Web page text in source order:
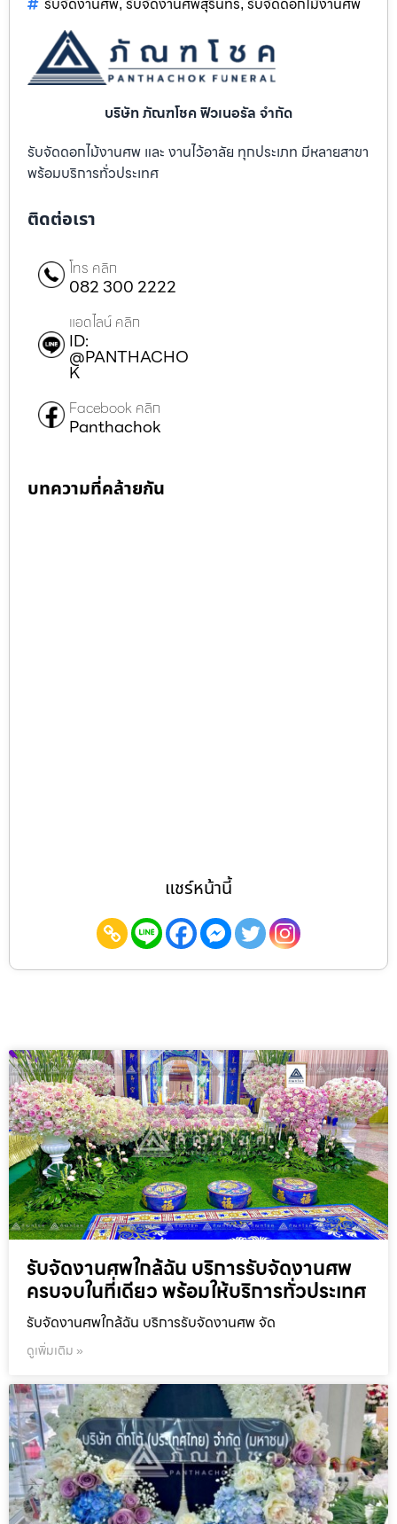
, ,
บริษัท ภัณฑโชค ฟิวเนอรัล จำกัด
รับจัดดอกไม้งานศพ และ งานไว้อาลัย ทุกประเภท มีหลายสาขา
พร้อมบริการทั่วประเทศ
ติดต่อเรา
โทร คลิก
082 300 2222
แอดไลน์ คลิก
ID:
@PANTHACHO
K
Facebook คลิก
Panthachok
บทความที่คล้ายกัน
แชร์หน้านี้
รับจัดงานศพใกล้ฉัน บริการรับจัดงานศพ
ครบจบในที่เดียว พร้อมให้บริการทั่วประเทศ
รับจัดงานศพใกล้ฉัน บริการรับจัดงานศพ จัด
ดูเพิ่มเติม »